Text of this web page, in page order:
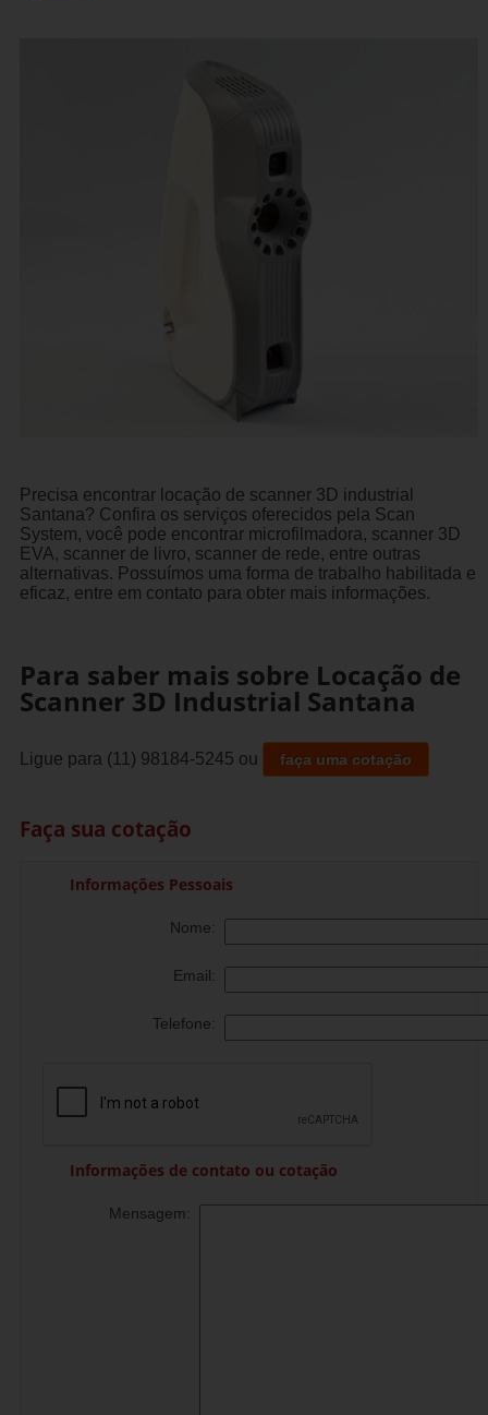
Precisa encontrar locação de scanner 3D industrial
Santana? Confira os serviços oferecidos pela Scan
System, você pode encontrar microfilmadora, scanner 3D
EVA, scanner de livro, scanner de rede, entre outras
alternativas. Possuímos uma forma de trabalho habilitada e
eficaz, entre em contato para obter mais informações.
Para saber mais sobre Locação de
Scanner 3D Industrial Santana
Ligue para (11) 98184-5245 ou faça uma cotação
Faça sua cotação
Informações Pessoais
Nome:
Email:
Telefone:
Informações de contato ou cotação
Mensagem: